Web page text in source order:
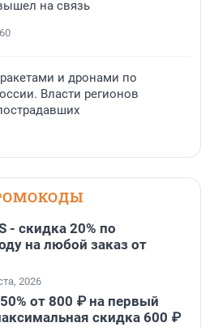
на связь
60
и дронами по
Власти регионов
- скидка 20% по
на любой заказ от
2026
от 800 ₽ на первый
скидка 600 ₽